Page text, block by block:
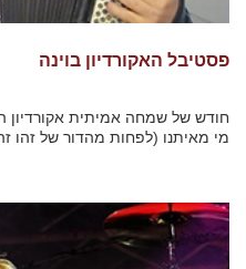
פסטיבל האקורדיון בוינה
חודש של שמחה אמיתית אקורדיון
מי מאיתנו (לפחות מהדור של זהו